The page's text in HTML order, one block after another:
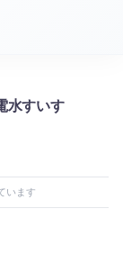
水すいす
います